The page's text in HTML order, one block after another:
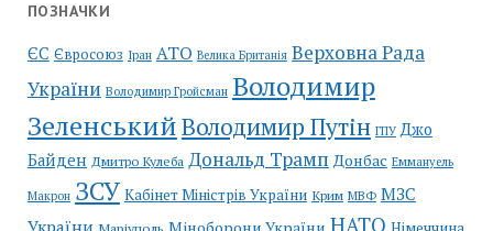
ПОЗНАЧКИ
ЄС Євросоюз Іран АТО Велика Британія Верховна Рада
України Володимир Гройсман Володимир
ЗеленськийВолодимир Путін ГПУ Джо
Байден Дмитро Кулеба Дональд Трамп Донбас Еммануель
Макрон ЗСУ Кабінет Міністрів України Крим МВФ МЗС
України
НАТО